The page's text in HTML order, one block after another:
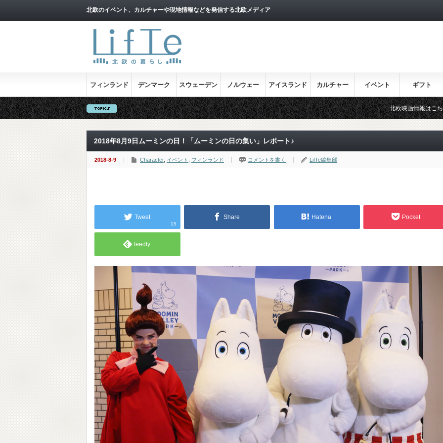
北欧のイベント、カルチャーや現地情報などを発信する北欧メディア
フィンランド デンマーク スウェーデン ノルウェー アイスランド カルチャー イベント ギフト
北欧映画情報はこちら♪ 目
2018年8月9日ムーミンの日！「ムーミンの日の集い」レポート♪
2018-8-9 Character, イベント フィンランド コメントを書く LifTe編集部
Tweet
15
Share Hatena Pocket
feedly